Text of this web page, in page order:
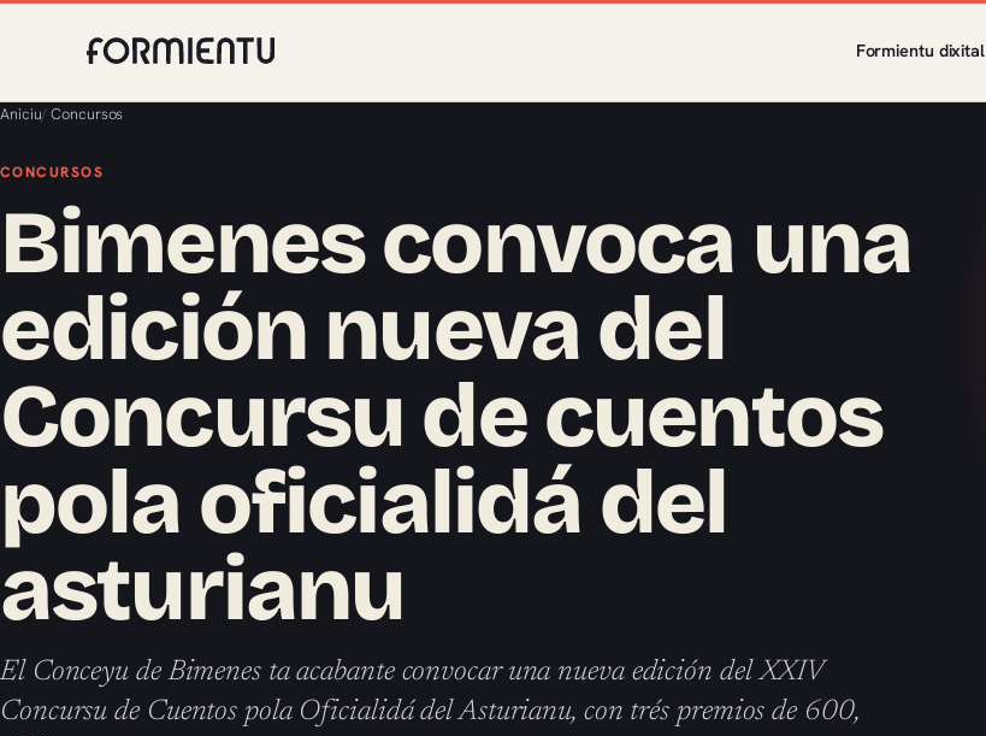
Formientu dixital
Aniciu/Concursos
CONCURSOS
Bimenes convoca una
edición nueva del
Concursu de cuentos
pola oficialidá del
asturianu
El Conceyu de Bimenes ta acabante convocar una nueva edición del XXIV
Concursu de Cuentos pola Oficialidá del Asturianu, con trés premios de 600,